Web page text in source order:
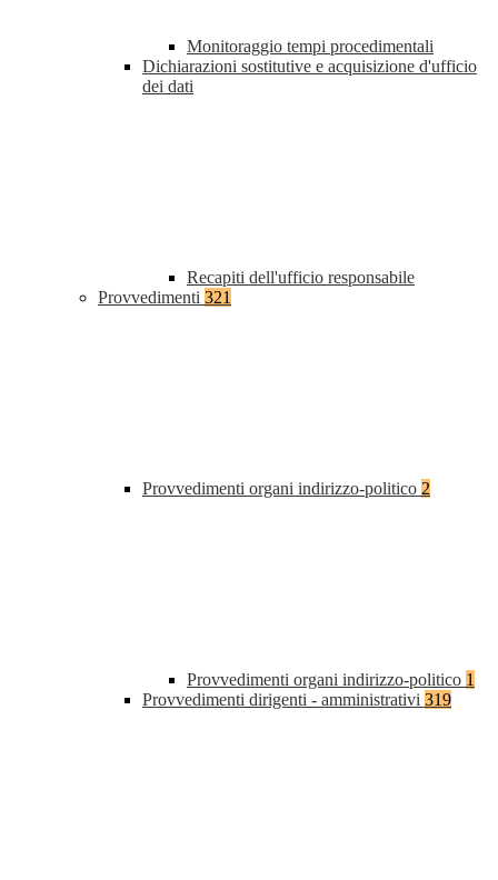
Monitoraggio tempi procedimentali
Dichiarazioni sostitutive e acquisizione d'ufficio
dei dati
Recapiti dell'ufficio responsabile
Provvedimenti 321
Provvedimenti organi indirizzo-politico 2
Provvedimenti organi indirizzo-politico 1
Provvedimenti dirigenti - amministrativi 319